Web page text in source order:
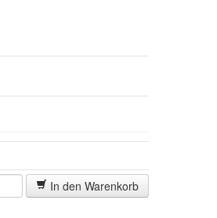
In den Warenkorb